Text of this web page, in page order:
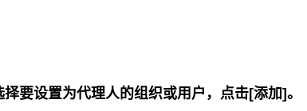
要设置为代理人的组织或用户，点击[添加]。